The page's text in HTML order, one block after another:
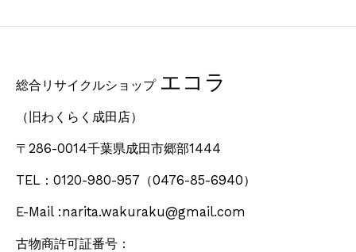
総合リサイクルショップ エコラ
（旧わくらく成田店）
〒286-0014千葉県成田市郷部1444
TEL：0120-980-957 （0476-85-6940）
E-Mail :narita.wakuraku@gmail.com
古物商許可証番号：